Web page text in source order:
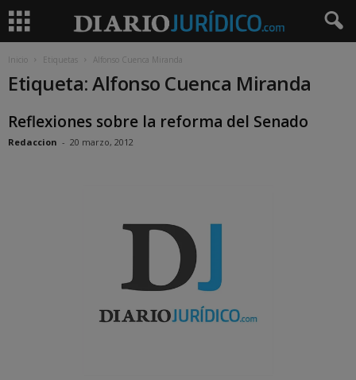
Inicio Etiquetas Alfonso Cuenca Miranda
Etiqueta: Alfonso Cuenca Miranda
Reflexiones sobre la reforma del Senado
Redaccion - 20 marzo, 2012